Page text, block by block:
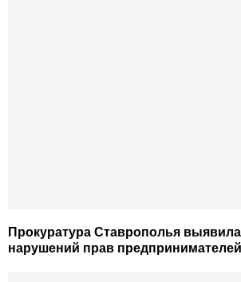
Прокуратура Ставрополья
нарушений прав